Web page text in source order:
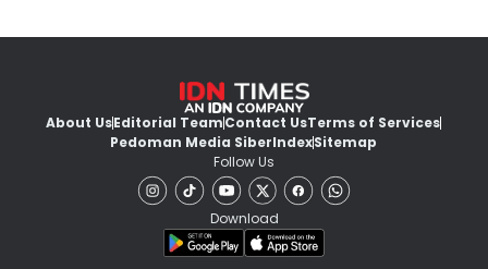
About UsEditorial TeamContact UsTerms of Services
Pedoman Media SiberIndexSitemap
Follow Us
Download